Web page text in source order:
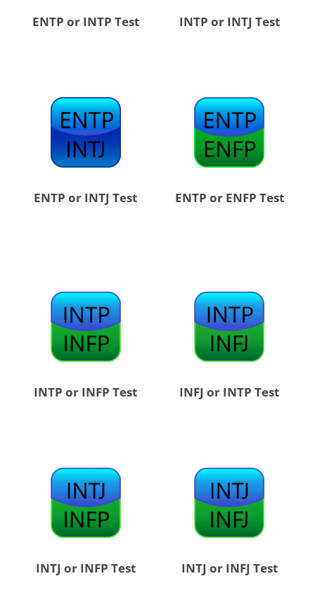
ENTP or INTP Test INTP or INTJ Test
ENTP or INTJ Test ENTP or ENFP Test
INTP or INFP Test INFJ or INTP Test
INTJ or INFP Test INTJ or INFJ Test